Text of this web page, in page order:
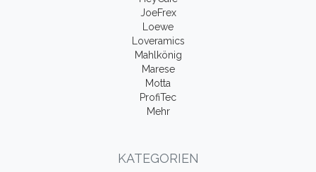
JoeFrex
Loewe
Loveramics
Mahlkönig
Marese
Motta
ProfiTec
Mehr
KATEGORIEN